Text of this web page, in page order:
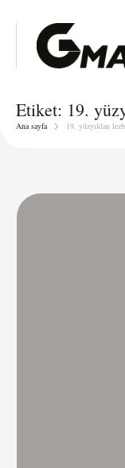
Etiket: 19.
Ana sayfa 19. yüzyıldan